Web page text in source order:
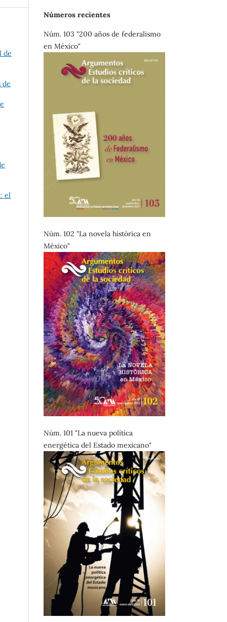
de
de
el
Números recientes
Núm. 103 "200 años de federalismo
en México"
Núm. 102 "La novela histórica en
México"
Núm. 101 "La nueva política
energética del Estado mexicano"